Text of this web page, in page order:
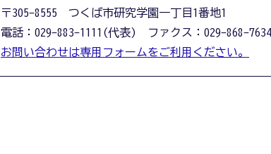
〒305-8555 つくば市研究学園一丁目1番地1
電話：029-883-1111(代表) ファクス：029-868-7634
お問い合わせは専用フォームをご利用ください。